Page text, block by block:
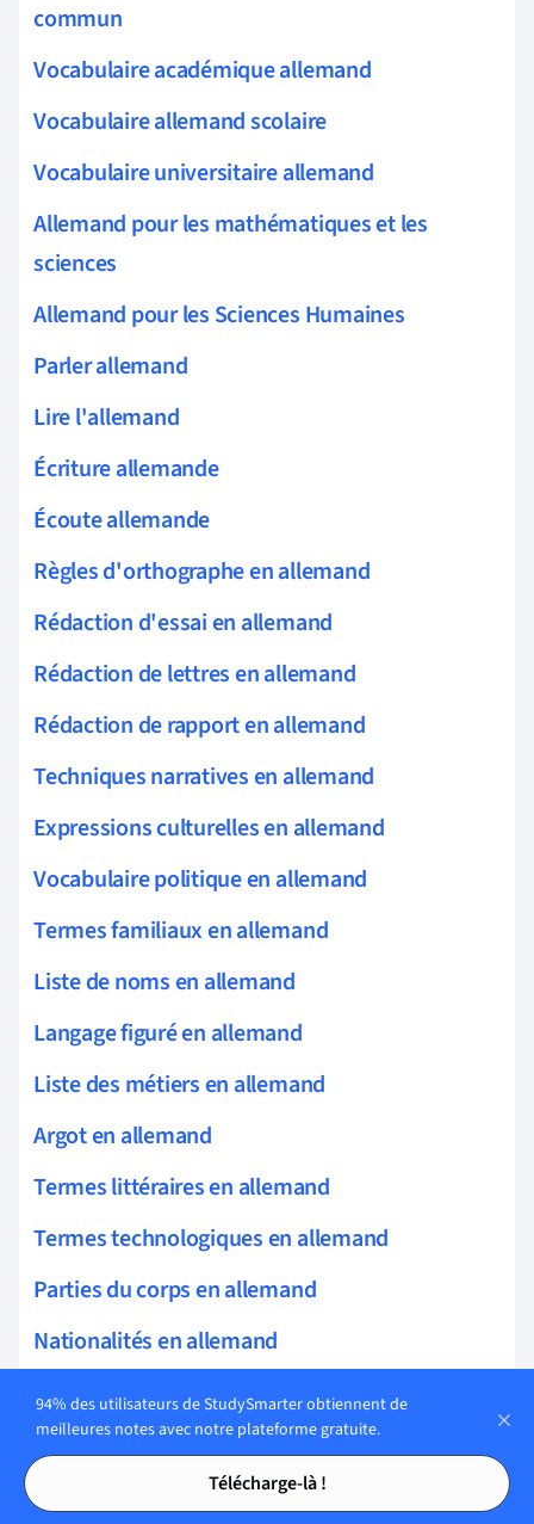
Tables des matières
Tables des matières
commun
Vocabulaire académique allemand
Vocabulaire allemand scolaire
Vocabulaire universitaire allemand
Allemand pour les mathématiques et les
sciences
Allemand pour les Sciences Humaines
Parler allemand
Lire l'allemand
Écriture allemande
Écoute allemande
Règles d'orthographe en allemand
Rédaction d'essai en allemand
Rédaction de lettres en allemand
Rédaction de rapport en allemand
Techniques narratives en allemand
Expressions culturelles en allemand
Vocabulaire politique en allemand
Termes familiaux en allemand
Liste de noms en allemand
Langage figuré en allemand
Liste des métiers en allemand
Argot en allemand
Termes littéraires en allemand
Termes technologiques en allemand
Parties du corps en allemand
Nationalités en allemand
Expressions idiomatiques en allemand
Termes de restaurant en allemand
Vocabulaire des vêtements en allemand
94% des utilisateurs de StudySmarter obtiennent de
meilleures notes avec notre plateforme gratuite.
Télécharge-là !